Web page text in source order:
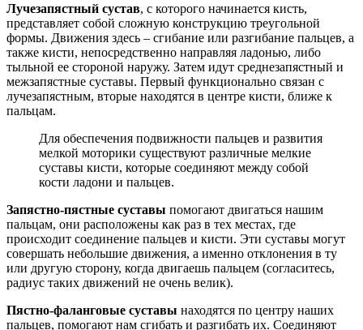
Лучезапястный сустав, с которого начинается кисть,
представляет собой сложную конструкцию треугольной
формы. Движения здесь – сгибание или разгибание пальцев, а
также кисти, непосредственно направляя ладонью, либо
тыльной ее стороной наружу. Затем идут среднезапястный и
межзапястные суставы. Первый функционально связан с
лучезапястным, вторые находятся в центре кисти, ближе к
пальцам.
Для обеспечения подвижности пальцев и развития
мелкой моторики существуют различные мелкие
суставы кисти, которые соединяют между собой
кости ладони и пальцев.
Запястно-пястные суставы помогают двигаться нашим
пальцам, они расположены как раз в тех местах, где
происходит соединение пальцев и кисти. Эти суставы могут
совершать небольшие движения, а именно отклонения в ту
или другую сторону, когда двигаешь пальцем (согласитесь,
радиус таких движений не очень велик).
Пястно-фаланговые суставы находятся по центру наших
пальцев, помогают нам сгибать и разгибать их. Соединяют